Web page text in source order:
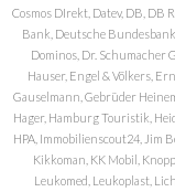
Cosmos DIrekt, Datev, DB, DB
Bank, Deutsche
Dominos, Dr. Schumacher
Hauser, Engel & Völkers,
Gauselmann, Gebrüder
Hager, Hamburg Touristik,
HPA, Immobilienscout24, Jim
Kikkoman, KK Mobil,
Leukomed, Leukoplast,